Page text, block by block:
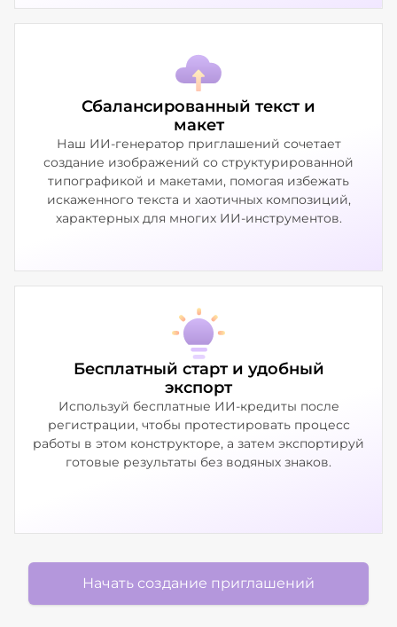
Сбалансированный текст и
макет
Наш ИИ-генератор приглашений сочетает
создание изображений со структурированной
типографикой и макетами, помогая избежать
искаженного текста и хаотичных композиций,
характерных для многих ИИ-инструментов.
Бесплатный старт и удобный
экспорт
Используй бесплатные ИИ-кредиты после
регистрации, чтобы протестировать процесс
работы в этом конструкторе, а затем экспортируй
готовые результаты без водяных знаков.
Начать создание приглашений